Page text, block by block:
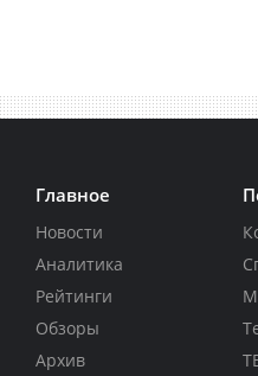
Главное
Новости
Аналитика
Рейтинги
Обзоры
Архив